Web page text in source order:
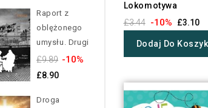
Raport z
oblężonego
umysłu. Drugi
£9.89 -10%
£8.90
Droga
Lokomotywa
£3.44 -10% £3.10
Dodaj Do